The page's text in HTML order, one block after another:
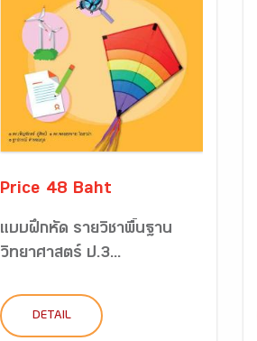
Price 48 Baht
แบบฝึกหัด รายวิชาพื้นฐาน
วิทยาศาสตร์ ป.3...
DETAIL